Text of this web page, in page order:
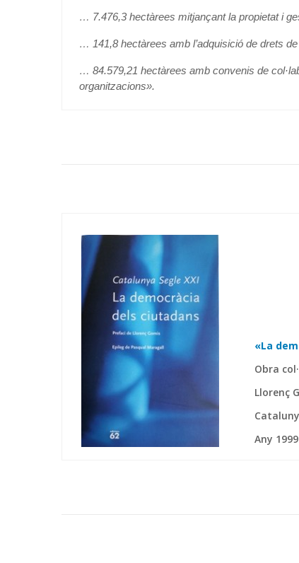
… 7.476,3 hectàrees mitjançant la propietat i
… 141,8 hectàrees amb l’adquisició de drets
… 84.579,21 hectàrees amb convenis de
organitzacions».
«La
Obra
Llorenç
Any 1999